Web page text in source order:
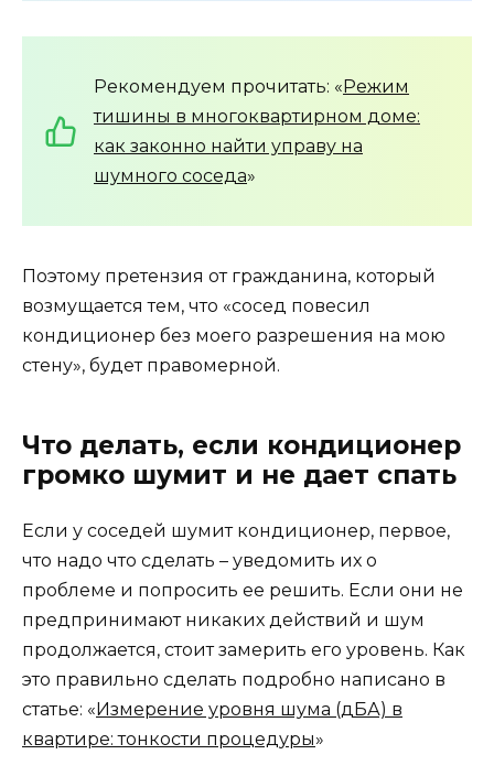
Рекомендуем прочитать: «Режим
тишины в многоквартирном доме:
как законно найти управу на
шумного соседа»
Поэтому претензия от гражданина, который
возмущается тем, что «сосед повесил
кондиционер без моего разрешения на мою
стену», будет правомерной.
Что делать, если кондиционер
громко шумит и не дает спать
Если у соседей шумит кондиционер, первое,
что надо что сделать – уведомить их о
проблеме и попросить ее решить. Если они не
предпринимают никаких действий и шум
продолжается, стоит замерить его уровень. Как
это правильно сделать подробно написано в
статье: «Измерение уровня шума (дБА) в
квартире: тонкости процедуры»